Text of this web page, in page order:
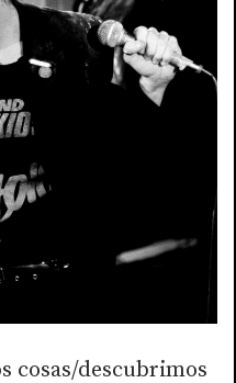
cosas/descubrimos